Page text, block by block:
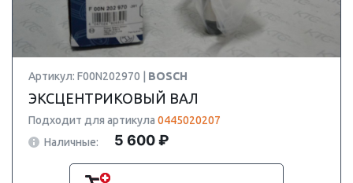
Артикул: F00N202970 | BOSCH
ЭКСЦЕНТРИКОВЫЙ ВАЛ
Подходит для артикула 0445020207
Наличные:
5 600 ₽